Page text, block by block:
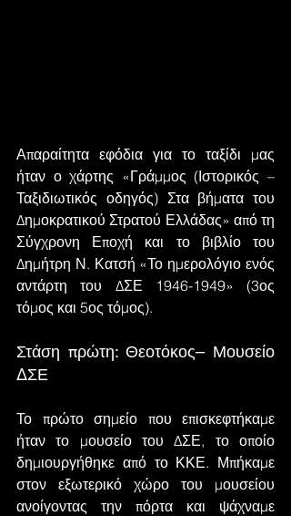
Απαραίτητα εφόδια για το ταξίδι μας
ήταν ο χάρτης «Γράμμος (Ιστορικός –
Ταξιδιωτικός οδηγός) Στα βήματα του
Δημοκρατικού Στρατού Ελλάδας» από τη
Σύγχρονη Εποχή και το βιβλίο του
Δημήτρη Ν. Κατσή «Το ημερολόγιο ενός
αντάρτη του ΔΣΕ 1946-1949» (3ος
τόμος και 5ος τόμος).
Στάση πρώτη: Θεοτόκος– Μουσείο
ΔΣΕ
Το πρώτο σημείο που επισκεφτήκαμε
ήταν το μουσείο του ΔΣΕ, το οποίο
δημιουργήθηκε από το ΚΚΕ. Μπήκαμε
στον εξωτερικό χώρο του μουσείου
ανοίγοντας την πόρτα και ψάχναμε